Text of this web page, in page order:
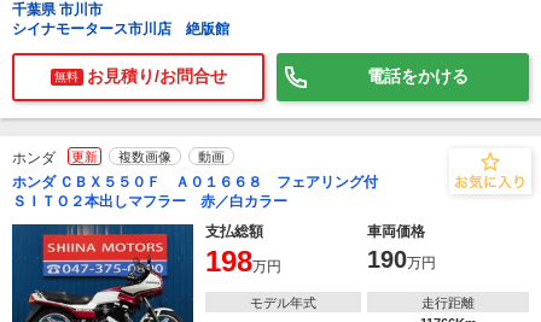
千葉県 市川市
シイナモータース市川店 絶版館
無料 お見積り/お問合せ 電話をかける
ホンダ 更新 複数画像 動画
ホンダ ＣＢＸ５５０Ｆ Ａ０１６６８ フェアリング付
ＳＩＴＯ２本出しマフラー 赤／白カラー
支払総額
車両価格
198万円 190万円
モデル年式
走行距離